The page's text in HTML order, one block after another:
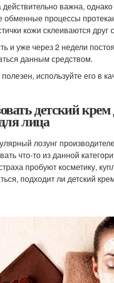
важна,
обменные процессы
кожи склеиваются друг
и уже через 2 недели
данным средством.
используйте его в
детский
лица
лозунг
что-то из данной
пробуют косметику,
подходит ли детский